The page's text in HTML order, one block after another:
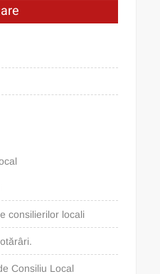
consilierilor locali
Consiliu Local